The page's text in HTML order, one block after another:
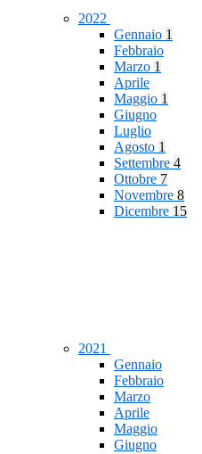
2022
Gennaio 1
Febbraio
Marzo 1
Aprile
Maggio 1
Giugno
Luglio
Agosto 1
Settembre 4
Ottobre 7
Novembre 8
Dicembre 15
2021
Gennaio
Febbraio
Marzo
Aprile
Maggio
Giugno